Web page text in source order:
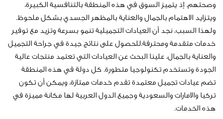
السوق في هذه المنطقة بالتنافسية الكبيرة،
بالجمال والعناية بالمظهر الجسدي بشكل ملحوظ.
أن العيادات التجميلية تنمو بسرعة وتزيد مع توفير
على نتائج جيدة في جراحة التجميل
علينا البحث عن العيادات التي تعتمد منتجات عالية
تكنولوجيا متطورة. كل دولة في هذه المنطقة
معتمدة تقدم خدمات ممتازة، ويمكن أن تكون
والسعودية وجميع الدول العربية لها مكانة مميزة في